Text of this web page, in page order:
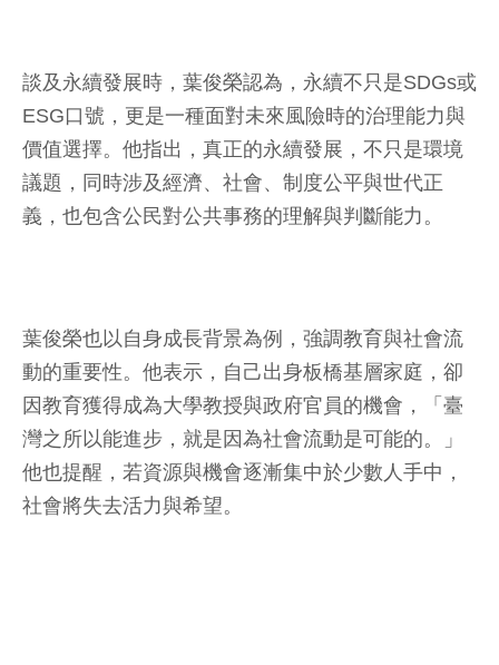
談及永續發展時，葉俊榮認為，永續不只是SDGs或
ESG口號，更是一種面對未來風險時的治理能力與
價值選擇。他指出，真正的永續發展，不只是環境
議題，同時涉及經濟、社會、制度公平與世代正
義，也包含公民對公共事務的理解與判斷能力。
葉俊榮也以自身成長背景為例，強調教育與社會流
動的重要性。他表示，自己出身板橋基層家庭，卻
因教育獲得成為大學教授與政府官員的機會，「臺
灣之所以能進步，就是因為社會流動是可能的。」
他也提醒，若資源與機會逐漸集中於少數人手中，
社會將失去活力與希望。